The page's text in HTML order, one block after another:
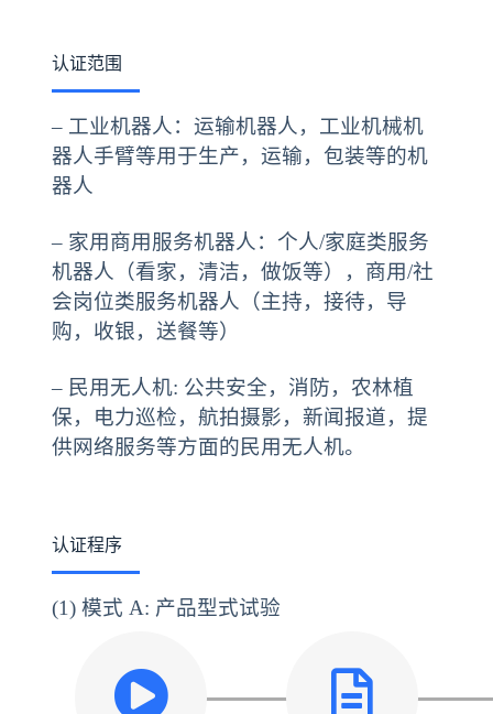
认证范围
– 工业机器人：运输机器人，工业机械机
器人手臂等用于生产，运输，包装等的机
器人
– 家用商用服务机器人：个人/家庭类服务
机器人（看家，清洁，做饭等），商用/社
会岗位类服务机器人（主持，接待，导
购，收银，送餐等）
– 民用无人机: 公共安全，消防，农林植
保，电力巡检，航拍摄影，新闻报道，提
供网络服务等方面的民用无人机。
认证程序
(1) 模式 A: 产品型式试验